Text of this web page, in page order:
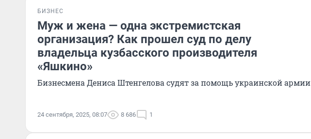
БИЗНЕС
Муж и жена — одна экстремистская
организация? Как прошел суд по делу
владельца кузбасского производителя
«Яшкино»
Бизнесмена Дениса Штенгелова судят за помощь украинской армии
24 сентября, 2025, 08:07 8 686 1